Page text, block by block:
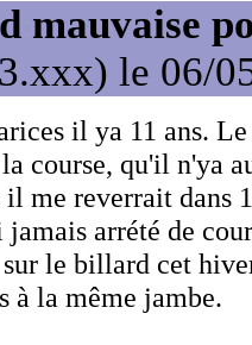
mauvaise
le 06/
il ya 11 ans.
course, qu'il n'ya
me reverrait dans
arrété de
sur le billard cet
à la même jambe.